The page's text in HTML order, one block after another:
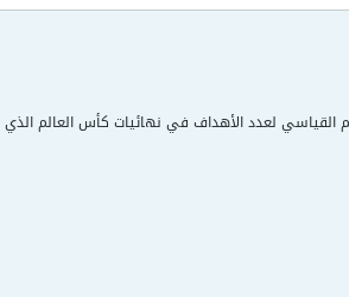
القياسي لعدد الأهداف في نهائيات كأس العالم